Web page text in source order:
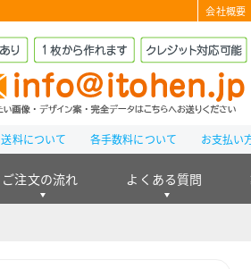
会社概要
送料について 各手数料について お支払い
ご注文の流れ よくある質問